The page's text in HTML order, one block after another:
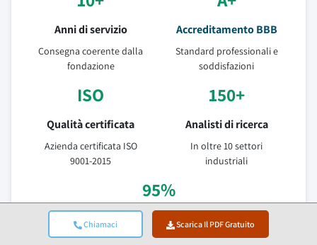
Chiamaci Scarica Il PDF Gratuito
Anni di servizio
Consegna coerente dalla
fondazione
Accreditamento BBB
Standard professionali e
soddisfazioni
ISO
Qualità certificata
Azienda certificata ISO
9001-2015
150+
Analisti di ricerca
In oltre 10 settori
industriali
95%
Fidelizzazione clienti
Valore della relazione